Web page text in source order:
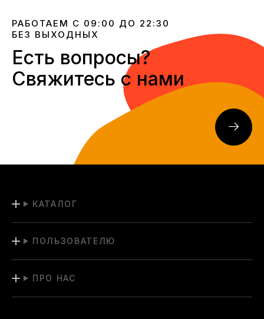
РАБОТАЕМ С 09:00 ДО 22:30
БЕЗ ВЫХОДНЫХ
Есть вопросы?
Свяжитесь с нами
КАТАЛОГ
ПОЛЬЗОВАТЕЛЮ
ПРО НАС